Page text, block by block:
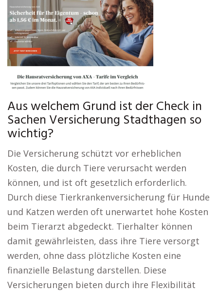
Aus welchem Grund ist der Check in
Sachen Versicherung Stadthagen so
wichtig?
Die Versicherung schützt vor erheblichen
Kosten, die durch Tiere verursacht werden
können, und ist oft gesetzlich erforderlich.
Durch diese Tierkrankenversicherung für Hunde
und Katzen werden oft unerwartet hohe Kosten
beim Tierarzt abgedeckt. Tierhalter können
damit gewährleisten, dass ihre Tiere versorgt
werden, ohne dass plötzliche Kosten eine
finanzielle Belastung darstellen. Diese
Versicherungen bieten durch ihre Flexibilität